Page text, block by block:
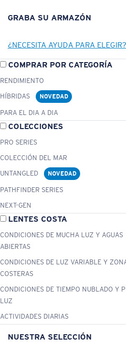
GRABA SU ARMAZÓN
¿NECESITA AYUDA PARA ELEGIR?
COMPRAR POR CATEGORÍA
RENDIMIENTO
HÍBRIDAS
NOVEDAD
PARA EL DIA A DIA
COLECCIONES
PRO SERIES
COLECCIÓN DEL MAR
UNTANGLED
NOVEDAD
PATHFINDER SERIES
NEXT-GEN
LENTES COSTA
CONDICIONES DE MUCHA LUZ Y AGUAS
ABIERTAS
CONDICIONES DE LUZ VARIABLE Y
COSTERAS
CONDICIONES DE TIEMPO NUBLADO Y
LUZ
ACTIVIDADES DIARIAS
NUESTRA SELECCIÓN